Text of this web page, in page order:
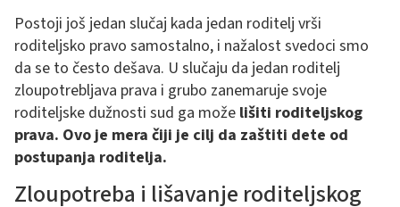
Postoji još jedan slučaj kada jedan roditelj vrši
roditeljsko pravo samostalno, i nažalost svedoci smo
da se to često dešava. U slučaju da jedan roditelj
zloupotrebljava prava i grubo zanemaruje svoje
roditeljske dužnosti sud ga može lišiti roditeljskog
prava. Ovo je mera čiji je cilj da zaštiti dete od
postupanja roditelja.
Zloupotreba i lišavanje roditeljskog